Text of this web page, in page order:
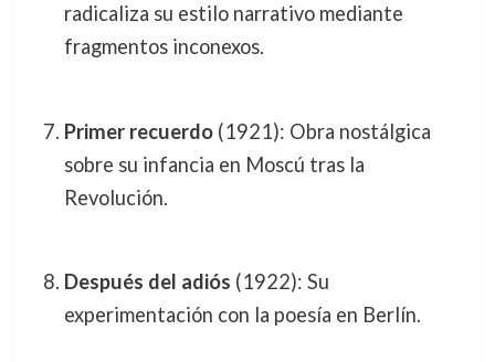
radicaliza su estilo narrativo mediante
fragmentos inconexos.
Primer recuerdo(1921): Obra nostálgica
sobre su infancia en Moscú tras la
Revolución.
Después del adiós (1922): Su
experimentación con la poesía en Berlín.